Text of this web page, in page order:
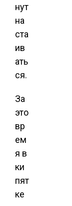
нут
на
ста
ив
ать
ся.
За
это
вр
ем
я в
ки
пят
ке